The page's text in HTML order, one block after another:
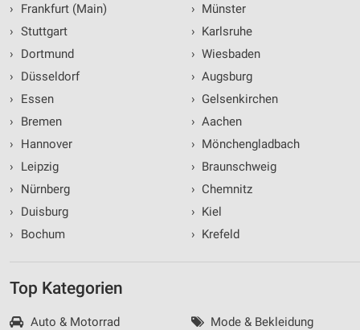
›
Frankfurt (Main)
› Stuttgart
›
Dortmund
›
Düsseldorf
›
Essen
›
Bremen
›
Hannover
›
Leipzig
›
Nürnberg
›
Duisburg
›
Bochum
› Münster
› Karlsruhe
› Wiesbaden
› Augsburg
› Gelsenkirchen
› Aachen
› Mönchengladbach
› Braunschweig
› Chemnitz
› Kiel
› Krefeld
Top Kategorien
Auto & Motorrad
Mode & Bekleidung